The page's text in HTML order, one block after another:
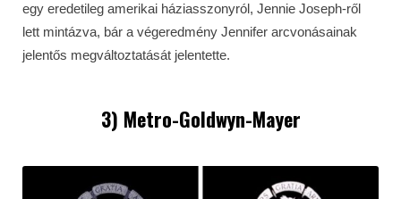
egy eredetileg amerikai háziasszonyról, Jennie Joseph-ről
lett mintázva, bár a végeredmény Jennifer arcvonásainak
jelentős megváltoztatását jelentette.
3) Metro-Goldwyn-Mayer